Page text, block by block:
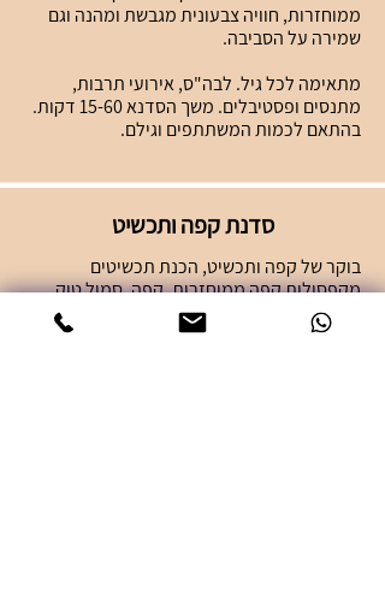
ממוחזרות, חוויה צבעונית מגבשת ומהנה וגם
שמירה על הסביבה.
מתאימה לכל גיל. לבה"ס, אירועי תרבות,
מתנסים ופסטיבלים. משך הסדנא 15-60 דקות.
בהתאם לכמות המשתתפים וגילם.
סדנת קפה ותכשיט
בוקר של קפה ותכשיט, הכנת תכשיטים
מקפסולות קפה ממוחזרות. קפה, סמול טוק
והכנת תכשיט צבעוני ומיוחד. סדנא מלאה
בצבע, יצירתיות והשראה. גיבוש וחשיבה ,תכנון